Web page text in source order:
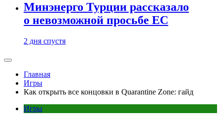
Минэнерго Турции рассказало
о невозможной просьбе ЕС
2 дня спустя
Главная
Игры
Как открыть все концовки в Quarantine Zone: гайд
Игры